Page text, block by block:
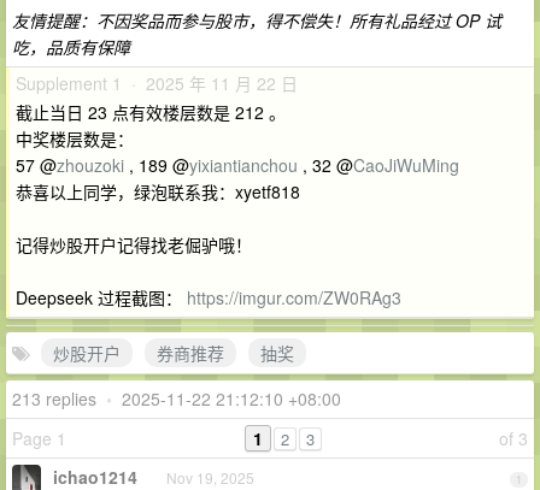
友情提醒：不因奖品而参与股市，得不偿失！所有礼品经过 OP 试
吃，品质有保障
Supplement 1 · 2025 年 11 月 22 日
截止当日 23 点有效楼层数是 212 。
中奖楼层数是：
57 @zhouzoki , 189 @yixiantianchou , 32 @CaoJiWuMing
恭喜以上同学，绿泡联系我：xyetf818
记得炒股开户记得找老倔驴哦！
Deepseek 过程截图： https://imgur.com/ZW0RAg3
炒股开户 券商推荐
抽奖
213 replies • 2025-11-22 21:12:10 +08:00
Page 1
of 3
1 2 3
1
ichao1214 Nov 19, 2025